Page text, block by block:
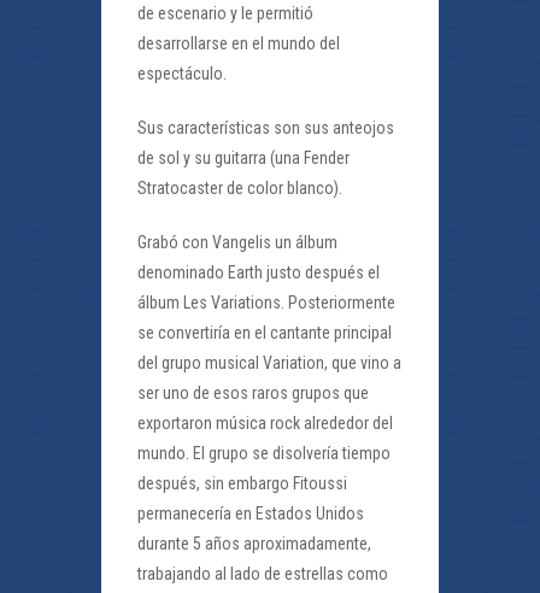
de escenario y le permitió
desarrollarse en el mundo del
espectáculo.
Sus características son sus anteojos
de sol y su guitarra (una Fender
Stratocaster de color blanco).
Grabó con Vangelis un álbum
denominado Earth justo después el
álbum Les Variations. Posteriormente
se convertiría en el cantante principal
del grupo musical Variation, que vino a
ser uno de esos raros grupos que
exportaron música rock alrededor del
mundo. El grupo se disolvería tiempo
después, sin embargo Fitoussi
permanecería en Estados Unidos
durante 5 años aproximadamente,
trabajando al lado de estrellas como